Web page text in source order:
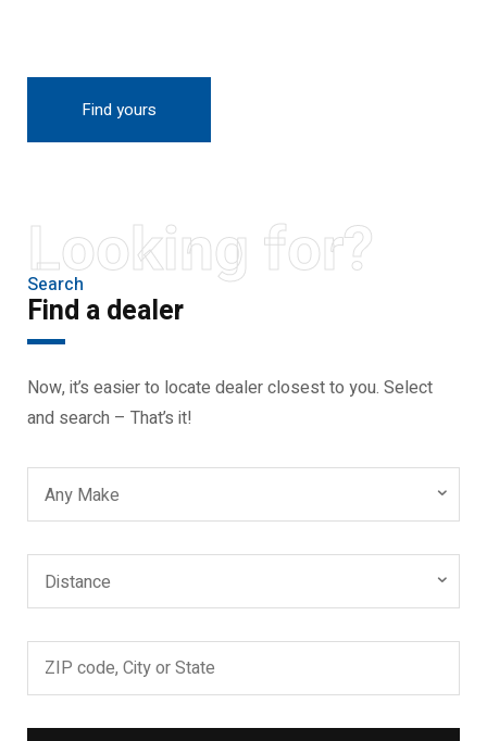
Find yours
Looking for?
Search
Find a dealer
Now, it’s easier to locate dealer closest to you. Select
and search – That’s it!
Any Make
Distance